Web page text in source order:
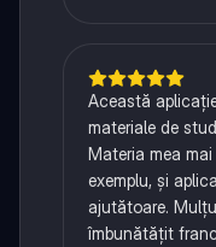
Această
materiale de
Materia mea
exemplu, și
ajutătoare.
îmbunătățit